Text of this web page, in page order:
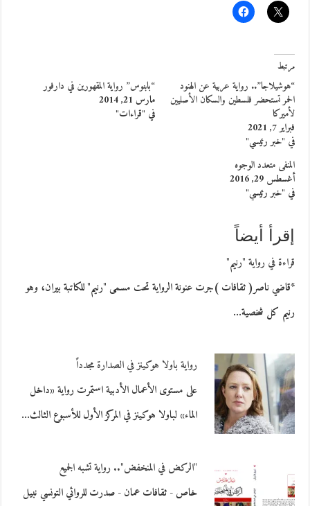
مرتبط
“هوشيلاجا”.. رواية عربية عن الهنود
الحمر تستحضر فلسطين والسكان الأصليين
لأميركا
فبراير 7, 2021
في "خبر رئيسي"
“بابنوس” رواية المقهورين في دارفور
مارس 21, 2014
في "قراءات"
المنفى متعدد الوجوه
أغسطس 29, 2016
في "خبر رئيسي"
إقرأ أيضاً
قراءة في رواية "رنيم"
*قاضي ناصر( ثقافات )جرت عنونة الرواية تحت مسمى "رنيم" للكاتبة بيران، وهو
رنيم كل شخصية…
رواية باولا هوكينز في الصدارة مجدداً
على مستوى الأعمال الأدبية استمرت رواية «داخل
الماء» لباولا هوكينز في المركز الأول للأسبوع الثالث…
"الركض في المنخفض".. رواية تشبه الجميع
خاص - ثقافات عمان - صدرت للروائي التونسي نبيل